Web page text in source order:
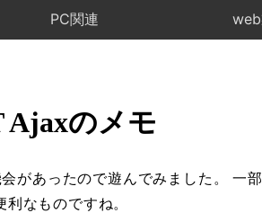
PC関連
Ajaxのメモ
会があったので遊んでみました。 一
利なものですね。